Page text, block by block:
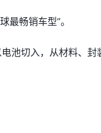
畅销车型”。
池切入，从材料、